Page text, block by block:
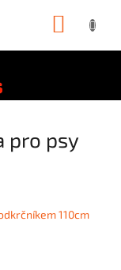
pro psy
110cm